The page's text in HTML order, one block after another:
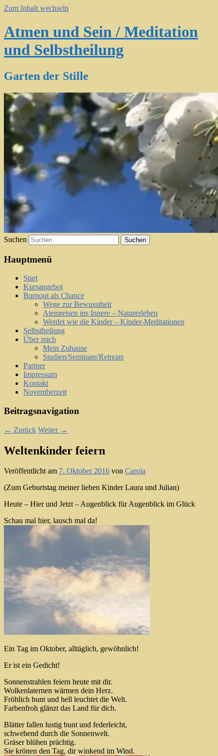
Zum Inhalt wechseln
Atmen und Sein / Meditation
und Selbstheilung
Garten der Stille
Suchen
Hauptmenü
Start
Kursangebot
Burnout als Chance
Wege zur Bewusstheit
Atemreisen ins Innere – Naturerleben
Werdet wie die Kinder – Kinder-Meditationen
Selbstheilung
Über mich
Mein Zuhause
Studien/Seminare/Retreats
Partner
Impressum
Kontakt
Novemberzeit
Beitragsnavigation
← Zurück Weiter →
Weltenkinder feiern
Veröffentlicht am 7. Oktober 2016 von Carola
(Zum Geburtstag meiner lieben Kinder Laura und Julian)
Heute – Hier und Jetzt – Augenblick für Augenblick im Glück
Schau mal hier, lausch mal da!
Ein Tag im Oktober, alltäglich, gewöhnlich!
Er ist ein Gedicht!
Sonnenstrahlen feiern heute mit dir.
Wolkenlaternen wärmen dein Herz.
Fröhlich bunt und hell leuchtet die Welt.
Farbenfroh glänzt das Land für dich.
Blätter fallen lustig bunt und federleicht,
schwebend durch die Sonnenwelt.
Gräser blühen prächtig.
Sie krönen den Tag, dir winkend im Wind.